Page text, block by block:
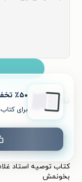
نظرات کاربران
توصیه می‌کنم.
کتاب توصیه استاد
بخونمش
٪۵۰ تخفیف ویژۀ اولین خرید
برای